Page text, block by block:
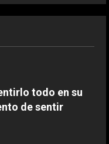
a los jugadores
el Villarreal: le
entre varios
todo en su
de sentir